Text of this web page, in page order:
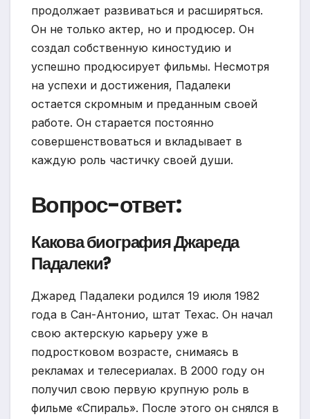
продолжает развиваться и расширяться.
Он не только актер, но и продюсер. Он
создал собственную киностудию и
успешно продюсирует фильмы. Несмотря
на успехи и достижения, Падалеки
остается скромным и преданным своей
работе. Он старается постоянно
совершенствоваться и вкладывает в
каждую роль частичку своей души.
Вопрос-ответ:
Какова биография Джареда
Падалеки?
Джаред Падалеки родился 19 июля 1982
года в Сан-Антонио, штат Техас. Он начал
свою актерскую карьеру уже в
подростковом возрасте, снимаясь в
рекламах и телесериалах. В 2000 году он
получил свою первую крупную роль в
фильме «Спираль». После этого он снялся в